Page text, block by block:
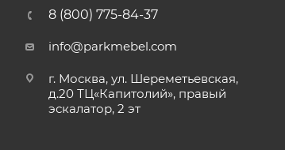
8 (800) 775-84-37
info@parkmebel.com
г. Москва, ул. Шереметьевская,
д.20 ТЦ«Капитолий», правый
эскалатор, 2 эт